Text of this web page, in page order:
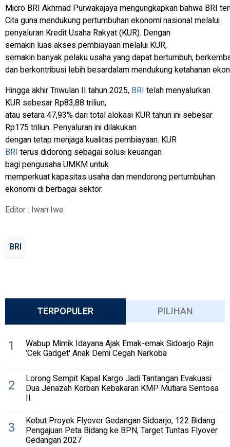
Micro BRI Akhmad Purwakajaya mengungkapkan bahwa BRI
Cita guna mendukung pertumbuhan ekonomi nasional melalui
penyaluran Kredit Usaha Rakyat (KUR). Dengan
semakin luas akses pembiayaan melalui KUR,
semakin banyak pelaku usaha yang dapat bertumbuh,
dan berkontribusi lebih besardalam mendukung ketahanan
Hingga akhir Triwulan II tahun 2025, BRI telah menyalurkan
KUR sebesar Rp83,88 triliun,
atau setara 47,93% dari total alokasi KUR tahun ini sebesar
Rp175 triliun. Penyaluran ini dilakukan
dengan tetap menjaga kualitas pembiayaan. KUR
BRI terus didorong sebagai solusi keuangan
bagi pengusaha UMKM untuk
memperkuat kapasitas usaha dan mendorong pertumbuhan
ekonomi di berbagai sektor.
Editor : Iwan Iwe
BRI
TERPOPULER PILIHAN
1 Wabup Mimik Idayana Ajak Emak-emak Sidoarjo Rajin
'Cek Gadget' Anak Demi Cegah Narkoba
2 Lorong Sempit Kapal Kargo Jadi Tantangan Evakuasi
Dua Jenazah Korban Kebakaran KMP Mutiara Sentosa
II
3 Kebut Proyek Flyover Gedangan Sidoarjo, 122 Bidang
Pengajuan Peta Bidang ke BPN, Target Tuntas Flyover
Gedangan 2027